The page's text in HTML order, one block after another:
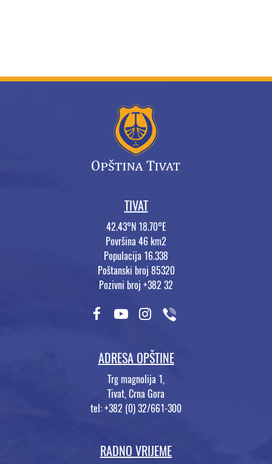
TIVAT
42.43°N 18.70°E
Površina 46 km2
Populacija 16.338
Poštanski broj 85320
Pozivni broj +382 32
ADRESA OPŠTINE
Trg magnolija 1,
Tivat, Crna Gora
tel: +382 (0) 32/661-300
RADNO VRIJEME